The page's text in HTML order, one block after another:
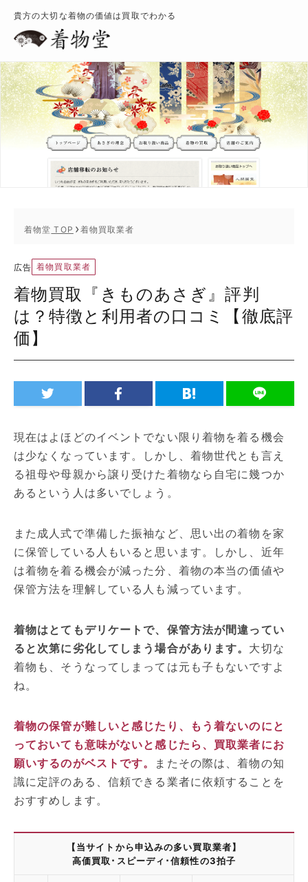
貴方の大切な着物の価値は買取でわかる
着物堂 TOP 着物買取業者
広告 着物買取業者
着物買取『きものあさぎ』評判
は？特徴と利用者の口コミ【徹底評
価】
現在はよほどのイベントでない限り着物を着る機会
は少なくなっています。しかし、着物世代とも言え
る祖母や母親から譲り受けた着物なら自宅に幾つか
あるという人は多いでしょう。
また成人式で準備した振袖など、思い出の着物を家
に保管している人もいると思います。しかし、近年
は着物を着る機会が減った分、着物の本当の価値や
保管方法を理解している人も減っています。
着物はとてもデリケートで、保管方法が間違ってい
ると次第に劣化してしまう場合があります。 大切な
着物も、そうなってしまっては元も子もないですよ
ね。
着物の保管が難しいと感じたり、もう着ないのにと
っておいても意味がないと感じたら、買取業者にお
願いするのがベストです。
またその際は、着物の知
識に定評のある、信頼できる業者に依頼することを
おすすめします。
【当サイトから申込みの多い買取業者】
高価買取･スピーディ･信頼性の3拍子